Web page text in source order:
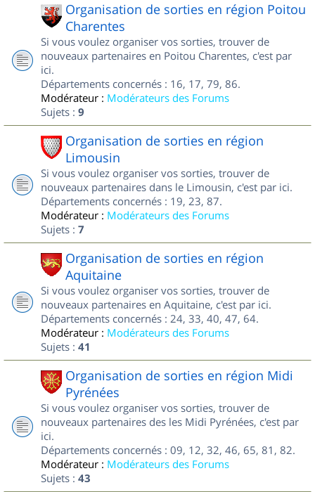
Organisation de sorties en région Poitou
Charentes
Si vous voulez organiser vos sorties, trouver de
nouveaux partenaires en Poitou Charentes, c'est par
ici.
Départements concernés : 16, 17, 79, 86.
Modérateur : Modérateurs des Forums
Sujets : 9
Organisation de sorties en région
Limousin
Si vous voulez organiser vos sorties, trouver de
nouveaux partenaires dans le Limousin, c'est par ici.
Départements concernés : 19, 23, 87.
Modérateur : Modérateurs des Forums
Sujets : 7
Organisation de sorties en région
Aquitaine
Si vous voulez organiser vos sorties, trouver de
nouveaux partenaires en Aquitaine, c'est par ici.
Départements concernés : 24, 33, 40, 47, 64.
Modérateur : Modérateurs des Forums
Sujets : 41
Organisation de sorties en région Midi
Pyrénées
Si vous voulez organiser vos sorties, trouver de
nouveaux partenaires des les Midi Pyrénées, c'est par
ici.
Départements concernés : 09, 12, 32, 46, 65, 81, 82.
Modérateur : Modérateurs des Forums
Sujets : 43